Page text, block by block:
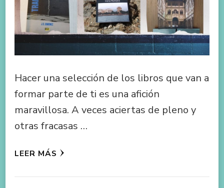
Hacer una selección de los libros que van a
formar parte de ti es una afición
maravillosa. A veces aciertas de pleno y
otras fracasas …
LEER MÁS